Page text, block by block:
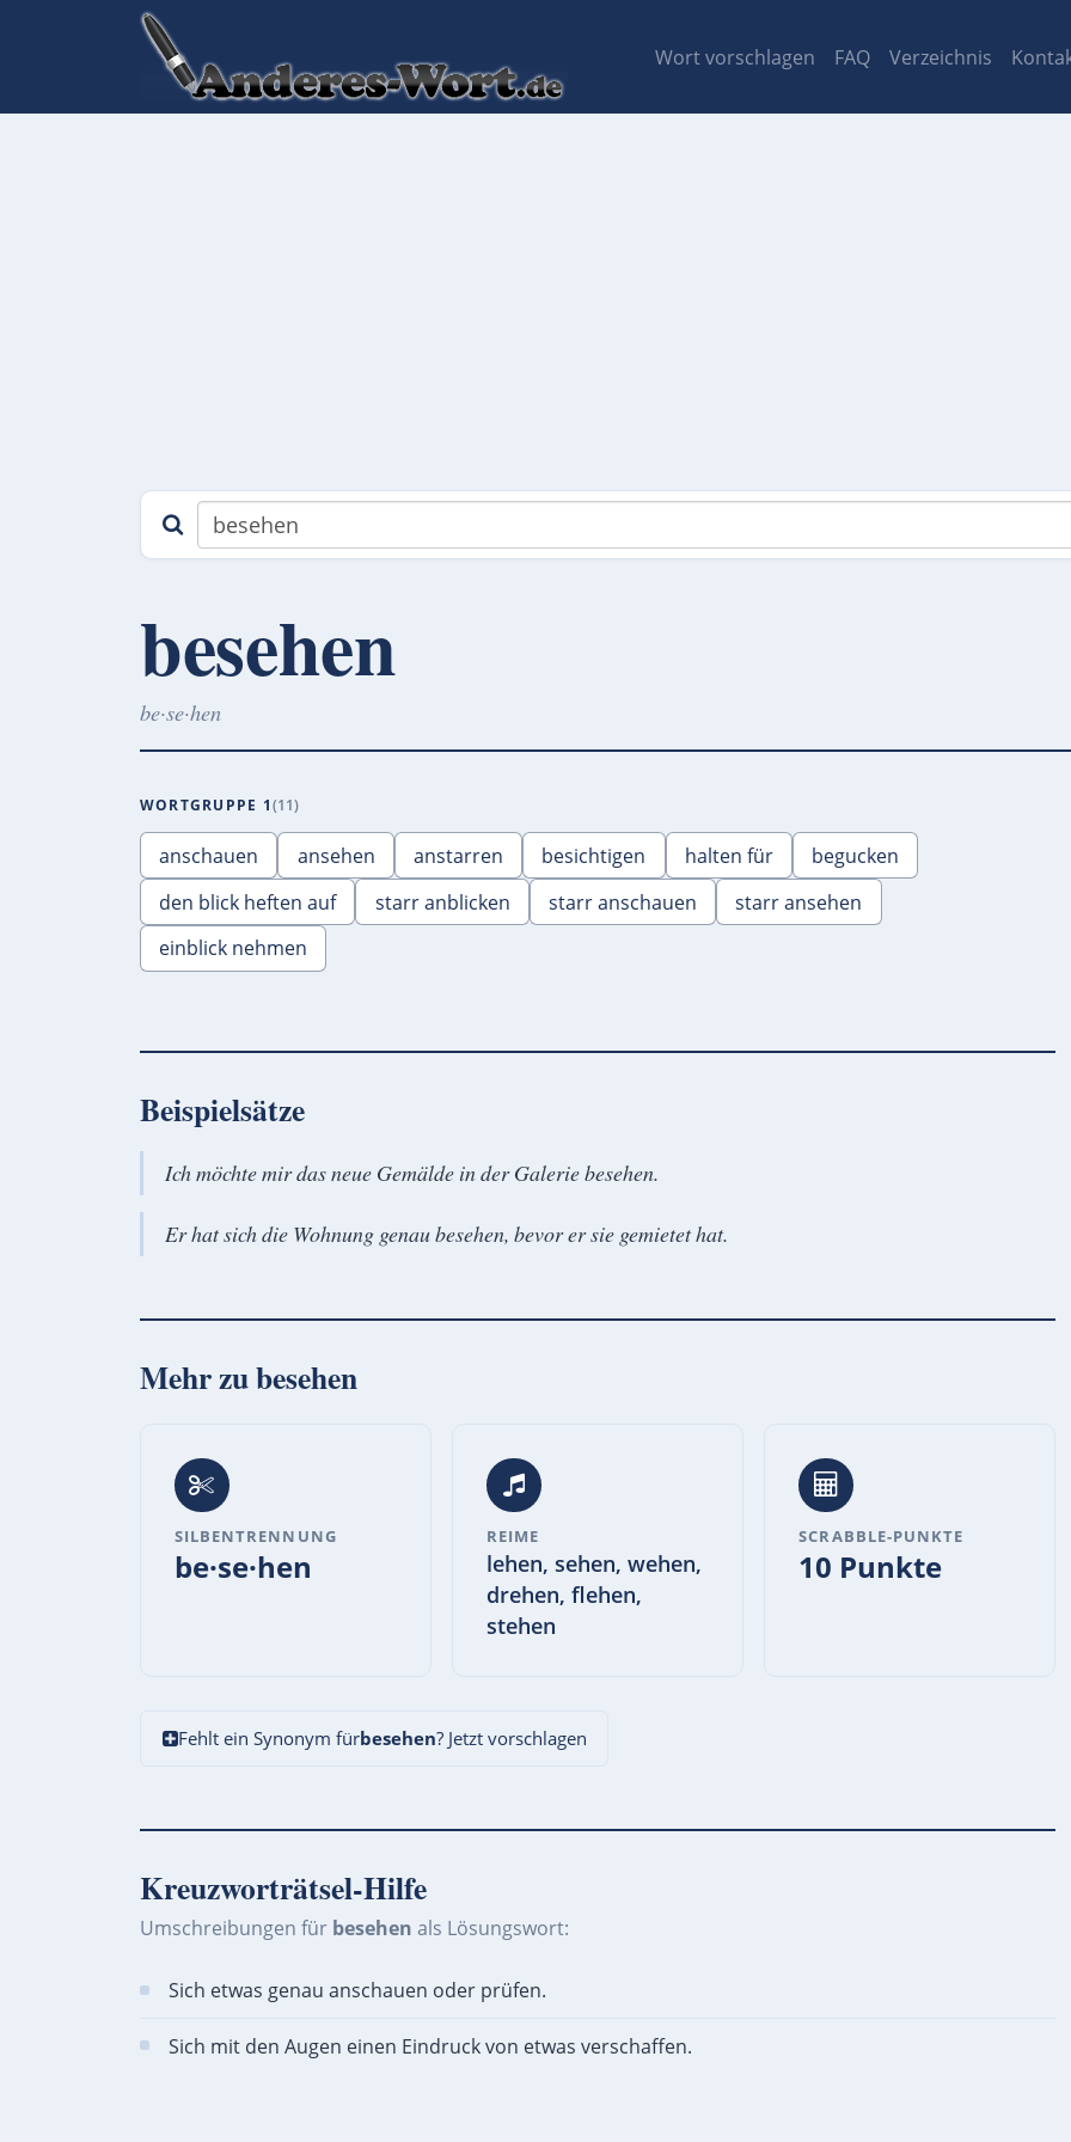
Wort vorschlagen FAQ Verzeichnis
besehen
be·se·hen
WORTGRUPPE 1 11
anschauen ansehen anstarren besichtigen halten für
begucken
den blick heften auf
starr anblicken starr anschauen
starr ansehen
einblick nehmen
Beispielsätze
Ich möchte mir das neue Gemälde in der Galerie besehen.
Er hat sich die Wohnung genau besehen, bevor er sie gemietet hat.
Mehr zubesehen
SILBENTRENNUNG
be·se·hen
REIME
lehen, sehen, wehen,
drehen, flehen,
stehen
SCRABBLE-PUNKTE
10 Punkte
Fehlt ein Synonym fürbesehen? Jetzt vorschlagen
Kreuzworträtsel-Hilfe
Umschreibungen für besehen als Lösungswort:
Sich etwas genau anschauen oder prüfen.
Sich mit den Augen einen Eindruck von etwas verschaffen.